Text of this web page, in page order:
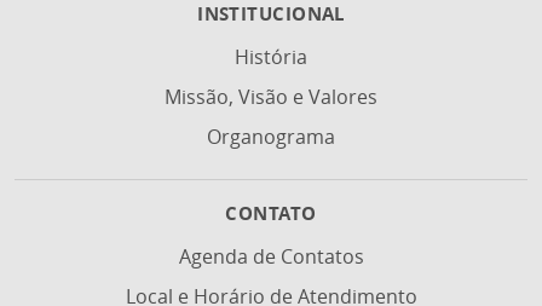
INSTITUCIONAL
História
Missão, Visão e Valores
Organograma
CONTATO
Agenda de Contatos
Local e Horário de Atendimento